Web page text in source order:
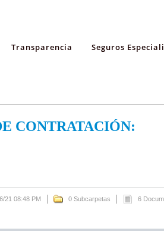
Transparencia Seguros
CONTRATACIÓN:
21 08:48 PM 0 Subcarpetas 6